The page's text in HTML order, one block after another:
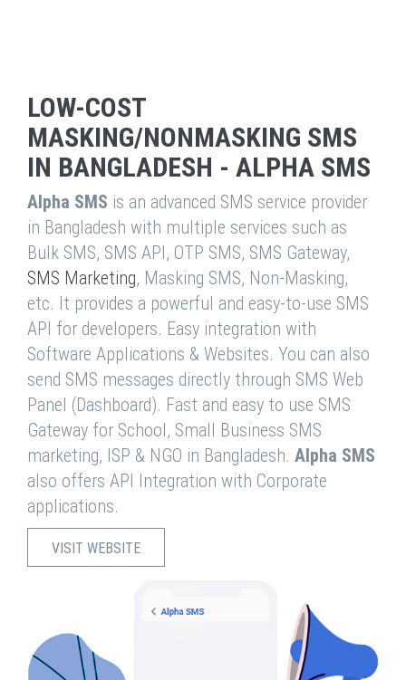
LOW-COST
MASKING/NONMASKING SMS
IN BANGLADESH - ALPHA SMS
Alpha SMS is an advanced SMS service provider
in Bangladesh with multiple services such as
Bulk SMS, SMS API, OTP SMS, SMS Gateway,
SMS Marketing, Masking SMS, Non-Masking,
etc. It provides a powerful and easy-to-use SMS
API for developers. Easy integration with
Software Applications & Websites. You can also
send SMS messages directly through SMS Web
Panel (Dashboard). Fast and easy to use SMS
Gateway for School, Small Business SMS
marketing, ISP & NGO in Bangladesh. Alpha SMS
also offers API Integration with Corporate
applications.
VISIT WEBSITE